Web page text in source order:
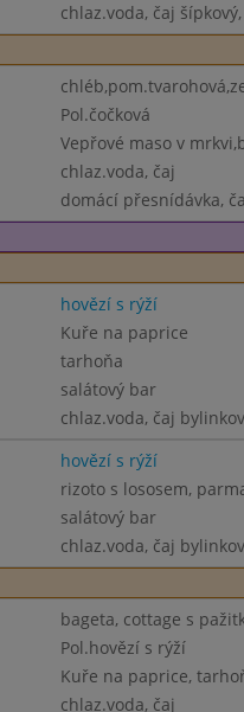
chlaz.voda, čaj
Pol.čočková
Vepřové maso v
chlaz.voda, čaj
domácí přesnídávka,
hovězí s rýží
Kuře na paprice
tarhoňa
salátový bar
chlaz.voda, čaj
hovězí s rýží
rizoto s lososem,
salátový bar
chlaz.voda, čaj
bageta, cottage s
Pol.hovězí s rýží
Kuře na paprice,
chlaz.voda, čaj